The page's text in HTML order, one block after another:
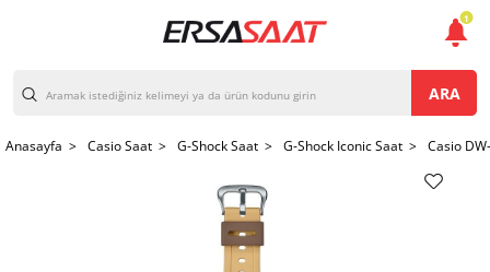
ARA
Anasayfa > Casio Saat > G-Shock Saat > G-Shock Iconic Saat > Casio
1